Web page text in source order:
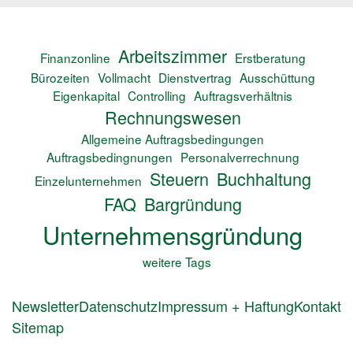
Finanzonline Arbeitszimmer Erstberatung
Bürozeiten Vollmacht Dienstvertrag Ausschüttung
Eigenkapital Controlling Auftragsverhältnis
Rechnungswesen
Allgemeine Auftragsbedingungen
Auftragsbedingnungen Personalverrechnung
Einzelunternehmen Steuern Buchhaltung
FAQ Bargründung
Unternehmensgründung
weitere Tags
FUSSZEILENMENÜ
NewsletterDatenschutzImpressum + HaftungKontakt
Sitemap